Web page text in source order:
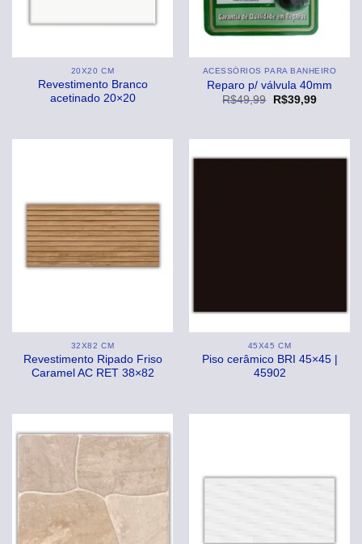
20X20 CM
Revestimento Branco
acetinado 20×20
ACESSÓRIOS PARA BANHEIRO
Reparo p/ válvula 40mm
R$49,99
O
R$49,99.
R$39,99O
R$39,99.
32X82 CM
Revestimento Ripado Friso
Caramel AC RET 38×82
45X45 CM
Piso cerâmico BRI 45×45 |
45902